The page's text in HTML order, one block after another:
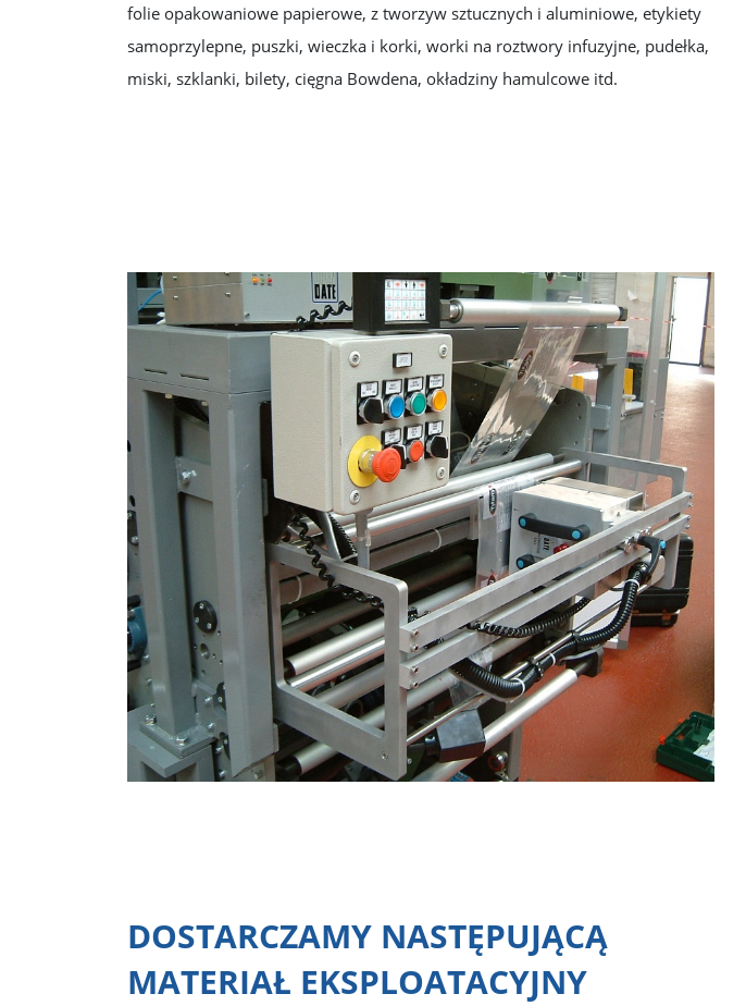
folie opakowaniowe papierowe, z tworzyw sztucznych i aluminiowe, etykiety
samoprzylepne, puszki, wieczka i korki, worki na roztwory infuzyjne, pudełka,
miski, szklanki, bilety, cięgna Bowdena, okładziny hamulcowe itd.
DOSTARCZAMY NASTĘPUJĄCĄ
MATERIAŁ EKSPLOATACYJNY